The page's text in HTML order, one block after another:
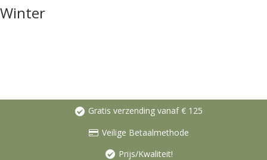
Winter
Gratis verzending vanaf € 125
Veilige Betaalmethode
Prijs/Kwaliteit!